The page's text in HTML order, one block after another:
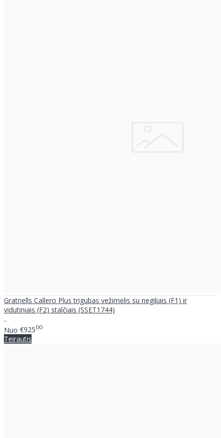
Gratnells Callero Plus trigubas vežimėlis su negiliais (F1) ir
vidutiniais (F2) stalčiais (SSET1744)
..
Nuo €92500
Teirautis